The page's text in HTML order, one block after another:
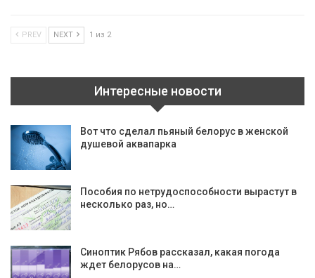
PREV NEXT 1 из 2
Интересные новости
Вот что сделал пьяный белорус в женской
душевой аквапарка
Пособия по нетрудоспособности вырастут в
несколько раз, но…
Синоптик Рябов рассказал, какая погода
ждет белорусов на…